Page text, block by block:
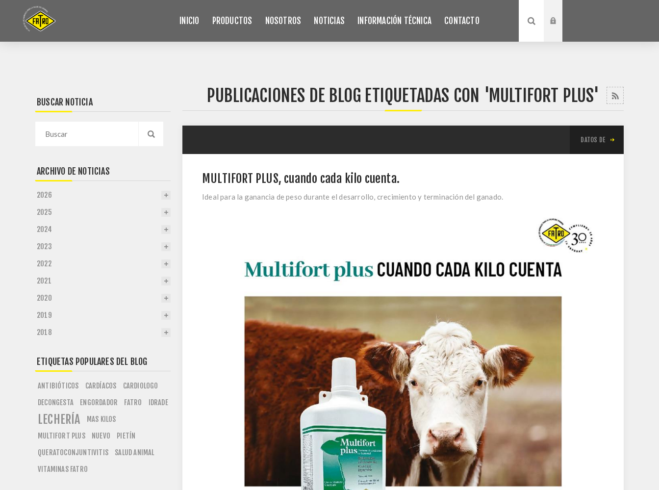
INICIO PRODUCTOS NOSOTROS NOTICIAS INFORMACIÓN TÉCNICA CONTACTO
PUBLICACIONES DE BLOG ETIQUETADAS CON 'MULTIFORT PLUS'
DATOS DE
MULTIFORT PLUS, cuando cada kilo cuenta.
Ideal para la ganancia de peso durante el desarrollo, crecimiento y terminación del ganado.
BUSCAR NOTICIA
ARCHIVO DE NOTICIAS
2026
2025
2024
2023
2022
2021
2020
2019
2018
ETIQUETAS POPULARES DEL BLOG
ANTIBIÓTICOS CARDÍACOS
CARDIOLOGO
DECONGESTA
ENGORDADOR FATRO IDRADE
LECHERÍA
MAS KILOS
MULTIFORT PLUS
NUEVO
PIETÍN
QUERATOCONJUNTIVITIS
SALUD ANIMAL
VITAMINAS FATRO